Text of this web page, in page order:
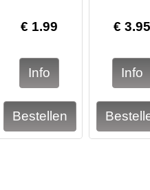
€ 1.99 €3.95